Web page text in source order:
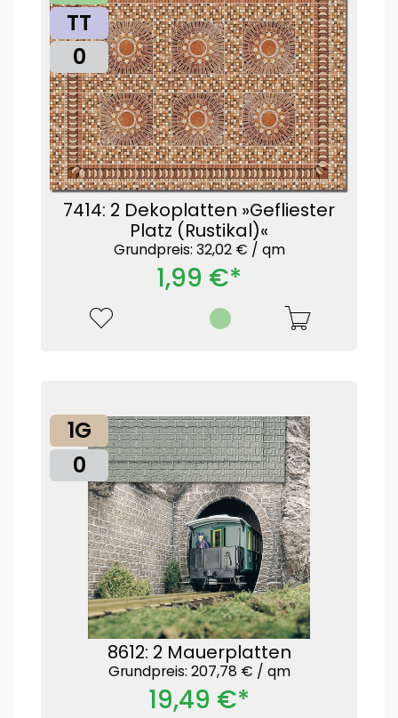
TT
0
7414: 2 Dekoplatten »Gefliester
Platz (Rustikal)«
Grundpreis: 32,02 € / qm
1,99 €*
1G
0
8612: 2 Mauerplatten
Grundpreis: 207,78 € / qm
19,49 €*